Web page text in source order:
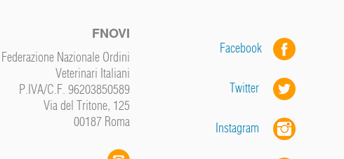
FNOVI
Federazione Nazionale Ordini
Veterinari Italiani
P.IVA/C.F. 96203850589
Via del Tritone, 125
00187 Roma
Facebook
Twitter
Instagram